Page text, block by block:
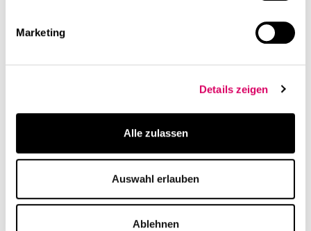
Marketing
Details zeigen
Alle zulassen
Auswahl erlauben
Ablehnen